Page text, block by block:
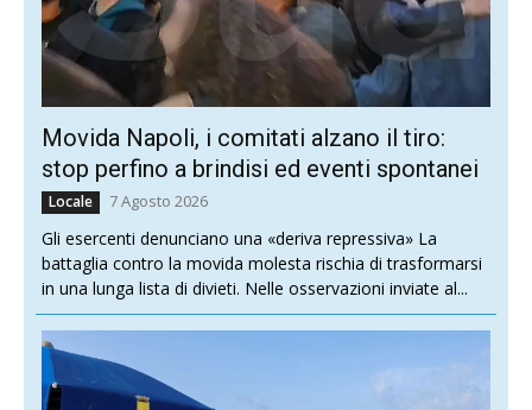
Movida Napoli, i comitati alzano il tiro:
stop perfino a brindisi ed eventi spontanei
Locale 7 Agosto 2026
Gli esercenti denunciano una «deriva repressiva» La
battaglia contro la movida molesta rischia di trasformarsi
in una lunga lista di divieti. Nelle osservazioni inviate al...